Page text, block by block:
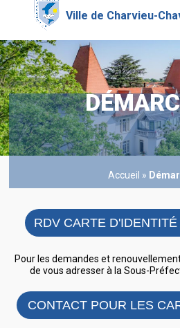
content
Accueil »
RDV CARTE
Pour les demandes et
de vous adresser à la Sous-
CONTACT POUR LES